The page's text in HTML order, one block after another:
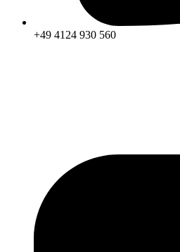
+49 4124 930 560